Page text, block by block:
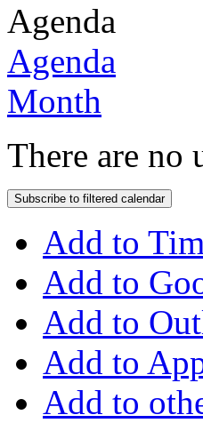
Agenda
Agenda
Month
There are no
Subscribe to filtered calendar
Add to
Add to
Add to
Add to
Add to